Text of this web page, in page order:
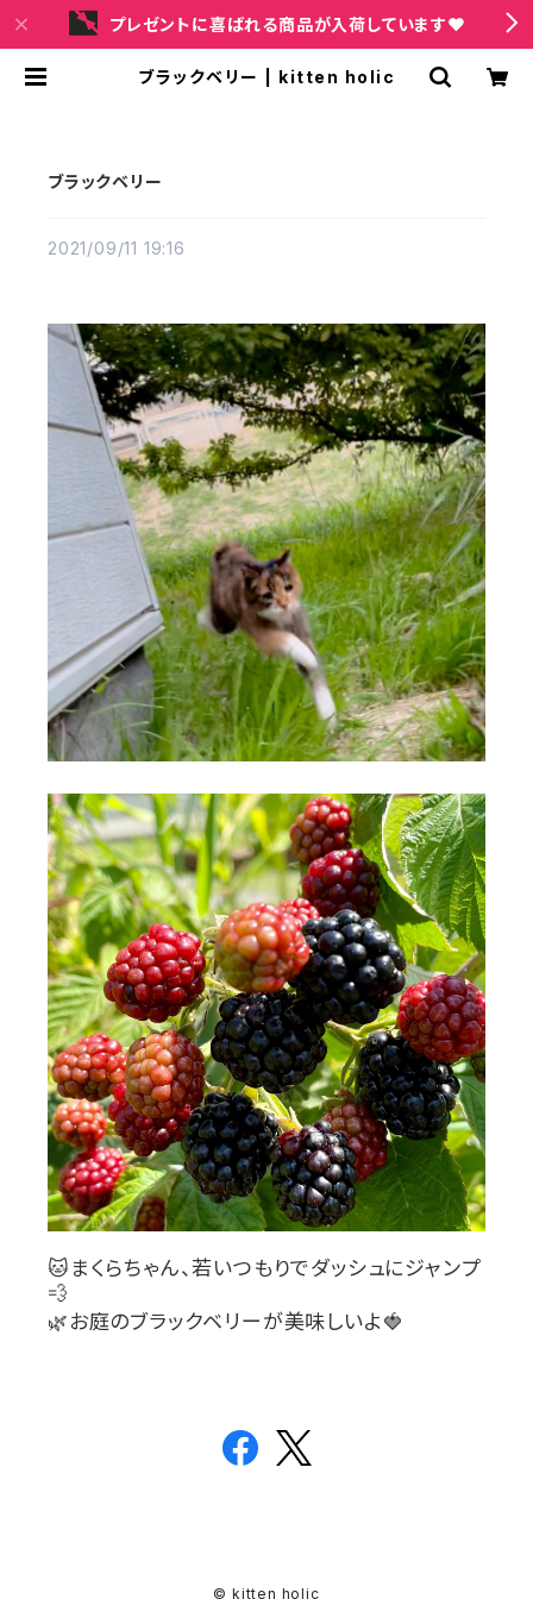
プレゼントに喜ばれる商品が入荷しています❤
ブラックベリー | kitten holic
ブラックベリー
2021/09/11 19:16
🐱 まくらちゃん、若いつもりでダッシュにジャンプ
💨
🌿 お庭のブラックベリーが美味しいよ🍓
© kitten holic